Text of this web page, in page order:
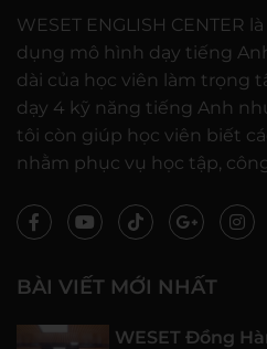
WESET ENGLISH CENTER
dụng mô hình dạy tiếng
dài của học viên làm trọng
dạy 4 kỹ năng tiếng Anh
tôi còn giúp học viên biết
nhằm phục vụ học tập,
BÀI VIẾT MỚI NHẤT
WESET Đồng